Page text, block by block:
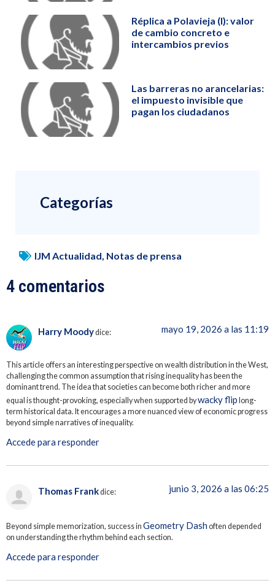
Réplica a Polavieja (I): valor
de cambio concreto e
intercambios previos
Las barreras no arancelarias:
el impuesto invisible que
pagan los ciudadanos
Categorías
IJM Actualidad, Notas de prensa
4 comentarios
Harry Moodydice: mayo 19, 2026 a las 11:19
This article offers an interesting perspective on wealth distribution in the West,
challenging the common assumption that rising inequality has been the
dominant trend. The idea that societies can become both richer and more
equal is thought-provoking, especially when supported bywacky flip long-
term historical data. It encourages a more nuanced view of economic progress
beyond simple narratives of inequality.
Accede para responder
Thomas Frankdice: junio 3, 2026 a las 06:25
Beyond simple memorization, success in Geometry Dash often depended
on understanding the rhythm behind each section.
Accede para responder